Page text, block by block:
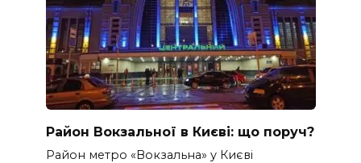
Район Вокзальної в Києві: що поруч?
Район метро «Вокзальна» у Києві